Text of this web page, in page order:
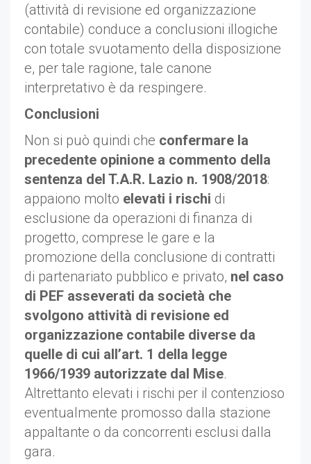
(attività di revisione ed organizzazione
contabile) conduce a conclusioni illogiche
con totale svuotamento della disposizione
e, per tale ragione, tale canone
interpretativo è da respingere.
Conclusioni
Non si può quindi che confermare la
precedente opinione a commento della
sentenza del T.A.R. Lazio n. 1908/2018:
appaiono molto elevati i rischi di
esclusione da operazioni di finanza di
progetto, comprese le gare e la
promozione della conclusione di contratti
di partenariato pubblico e privato, nel caso
di PEF asseverati da società che
svolgono attività di revisione ed
organizzazione contabile diverse da
quelle di cui all’art. 1 della legge
1966/1939 autorizzate dal Mise.
Altrettanto elevati i rischi per il contenzioso
eventualmente promosso dalla stazione
appaltante o da concorrenti esclusi dalla
gara.